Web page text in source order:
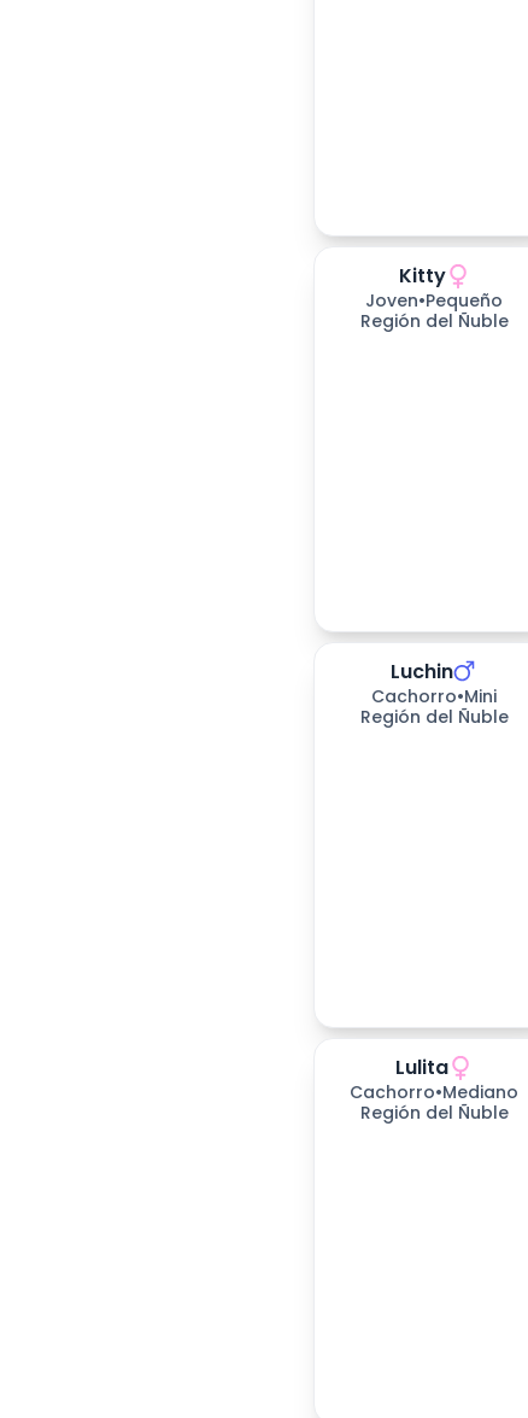
días esperando
Kitty
Joven•Pequeño
Región del Ñuble
días esperando
Luchin
Cachorro•Mini
Región del Ñuble
días esperando
Lulita
Cachorro•Mediano
Región del Ñuble